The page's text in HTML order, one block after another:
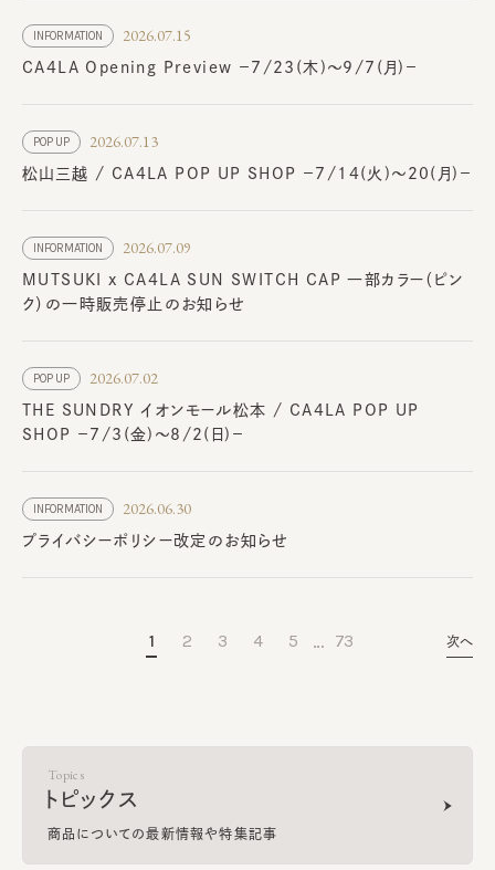
INFORMATION 2026.07.15
CA4LA Opening Preview －7/23(木)～9/7(月)－
POP UP 2026.07.13
松山三越 / CA4LA POP UP SHOP －7/14(火)～20(月)－
INFORMATION 2026.07.09
MUTSUKI x CA4LA SUN SWITCH CAP 一部カラー（ピン
ク）の一時販売停止のお知らせ
POP UP 2026.07.02
THE SUNDRY イオンモール松本 / CA4LA POP UP
SHOP －7/3(金)～8/2(日)－
INFORMATION 2026.06.30
プライバシーポリシー改定のお知らせ
1 2 3 4 5 … 73 次へ
Topics
トピックス
商品についての最新情報や特集記事